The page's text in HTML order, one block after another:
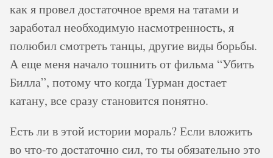
как я провел достаточное время на татами и
заработал необходимую насмотренность, я
полюбил смотреть танцы, другие виды борьбы.
А еще меня начало тошнить от фильма “Убить
Билла”, потому что когда Турман достает
катану, все сразу становится понятно.
Есть ли в этой истории мораль? Если вложить
во что-то достаточно сил, то ты обязательно это